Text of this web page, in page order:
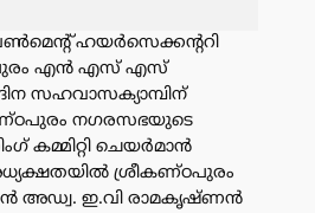
ഹയർസെക്കന്ററി
എൻ എസ് എസ്
സഹവാസക്യാമ്പിന്
നഗരസഭയുടെ
കമ്മിറ്റി ചെയർമാൻ
ശ്രീകണ്ഠപുരം
അഡ്വ. ഇ.വി രാമകൃഷ്ണൻ